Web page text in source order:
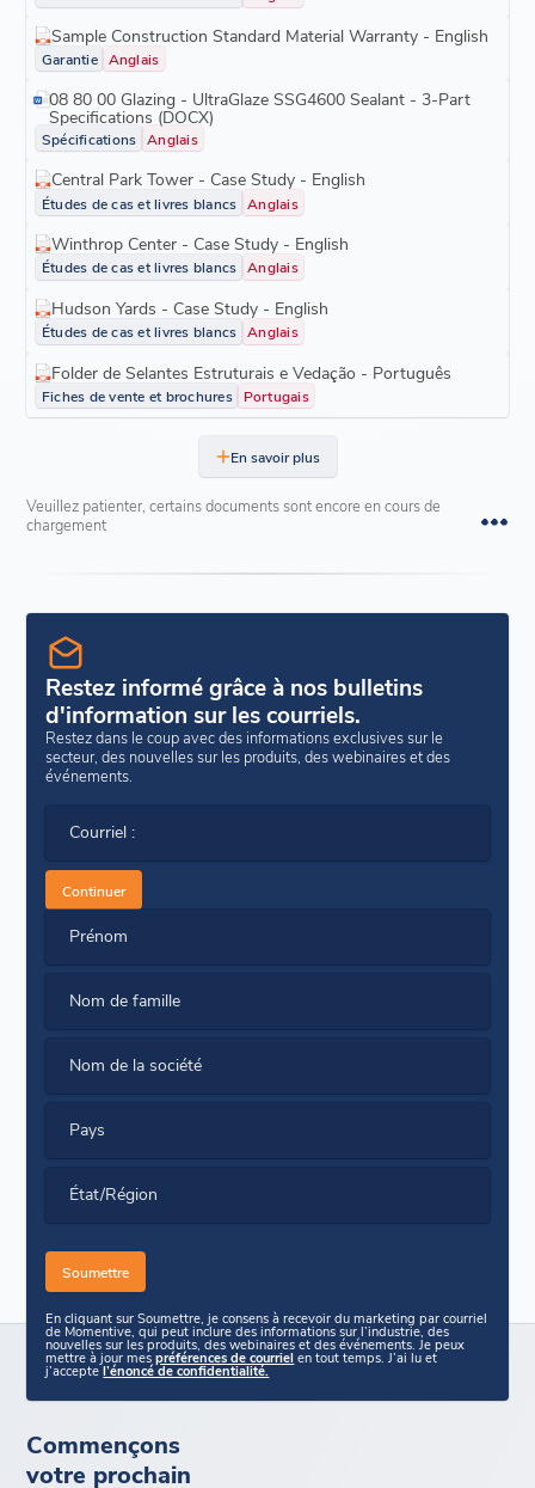
Sample Construction Standard Material Warranty - English
Garantie Anglais
08 80 00 Glazing - UltraGlaze SSG4600 Sealant - 3-Part
Specifications (DOCX)
Spécifications Anglais
Central Park Tower - Case Study - English
Études de cas et livres blancs Anglais
Winthrop Center - Case Study - English
Études de cas et livres blancs Anglais
Hudson Yards - Case Study - English
Études de cas et livres blancs Anglais
Folder de Selantes Estruturais e Vedação - Português
Fiches de vente et brochures Portugais
En savoir plus
Veuillez patienter, certains documents sont encore en cours de
chargement
Restez informé grâce à nos bulletins
d'information sur les courriels.
Restez dans le coup avec des informations exclusives sur le
secteur, des nouvelles sur les produits, des webinaires et des
événements.
Courriel :
Continuer
Prénom
Nom de famille
Nom de la société
Pays
État/Région
En cliquant sur Soumettre, je consens à recevoir du marketing par courriel
de Momentive, qui peut inclure des informations sur l’industrie, des
nouvelles sur les produits, des webinaires et des événements. Je peux
mettre à jour mespréférences de courriel en tout temps. J’ai lu et
j’acceptel’énoncé de confidentialité.
Commençons
votre prochain